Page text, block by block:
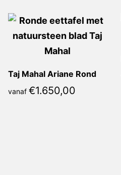
Taj Mahal Ariane Rond
vanaf €1.650,00